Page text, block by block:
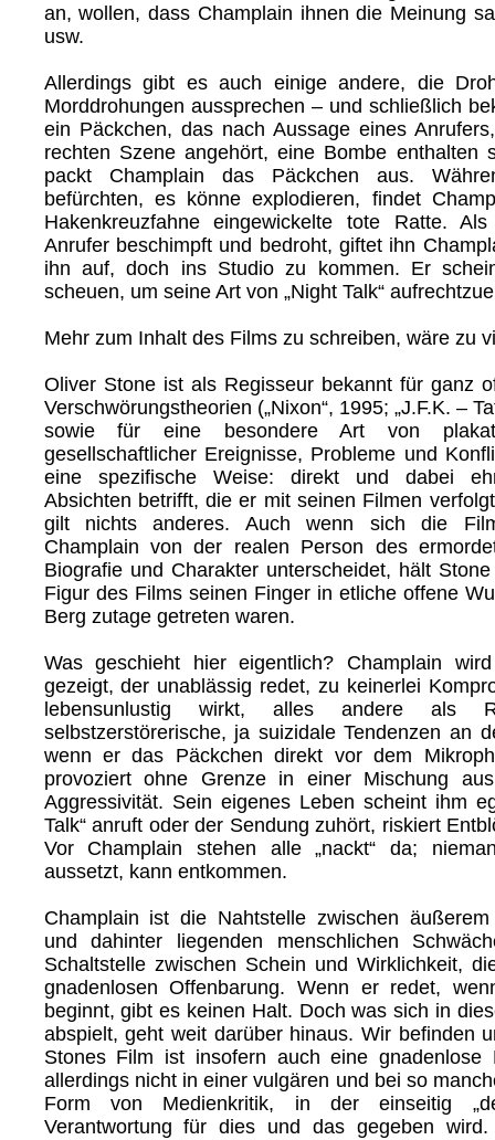
an, wollen, dass Champlain ihnen die Meinung
usw.
Allerdings gibt es auch einige andere, die
Morddrohungen aussprechen – und schließlich
ein Päckchen, das nach Aussage eines
rechten Szene angehört, eine Bombe enthalten
packt Champlain das Päckchen aus.
befürchten, es könne explodieren, findet
Hakenkreuzfahne eingewickelte tote Ratte.
Anrufer beschimpft und bedroht, giftet ihn
ihn auf, doch ins Studio zu kommen. Er
scheuen, um seine Art von „Night Talk“
Mehr zum Inhalt des Films zu schreiben, wäre zu
Oliver Stone ist als Regisseur bekannt für ganz
Verschwörungstheorien („Nixon“, 1995; „J.F.K. –
sowie für eine besondere Art von
gesellschaftlicher Ereignisse, Probleme und
eine spezifische Weise: direkt und dabei
Absichten betrifft, die er mit seinen Filmen
gilt nichts anderes. Auch wenn sich die
Champlain von der realen Person des
Biografie und Charakter unterscheidet, hält
Figur des Films seinen Finger in etliche offene
Berg zutage getreten waren.
Was geschieht hier eigentlich? Champlain
gezeigt, der unablässig redet, zu keinerlei
lebensunlustig wirkt, alles andere als
selbstzerstörerische, ja suizidale Tendenzen an
wenn er das Päckchen direkt vor dem
provoziert ohne Grenze in einer Mischung
Aggressivität. Sein eigenes Leben scheint ihm
Talk“ anruft oder der Sendung zuhört, riskiert
Vor Champlain stehen alle „nackt“ da;
aussetzt, kann entkommen.
Champlain ist die Nahtstelle zwischen äußerem
und dahinter liegenden menschlichen
Schaltstelle zwischen Schein und Wirklichkeit,
gnadenlosen Offenbarung. Wenn er redet,
beginnt, gibt es keinen Halt. Doch was sich in
abspielt, geht weit darüber hinaus. Wir befinden
Stones Film ist insofern auch eine gnadenlose
allerdings nicht in einer vulgären und bei so
Form von Medienkritik, in der einseitig
Verantwortung für dies und das gegeben